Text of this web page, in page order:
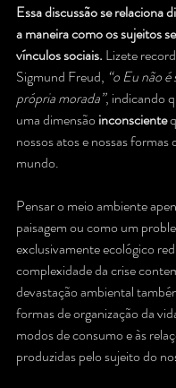
Essa discussão se relaciona
a maneira como os sujeitos
vínculos sociais. Lizete
Sigmund Freud, “o Eu não
própria morada”, indicando
uma dimensão inconsciente
nossos atos e nossas formas
mundo.
Pensar o meio ambiente
paisagem ou como um
exclusivamente ecológico
complexidade da crise
devastação ambiental
formas de organização da
modos de consumo e às
produzidas pelo sujeito do